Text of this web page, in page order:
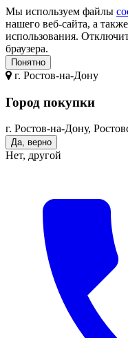
Мы используем файлы
нашего веб-сайта, а
использования.
браузера.
Понятно
г. Ростов-на-Дону
Город покупки
г. Ростов-на-Дону,
Да, верно
Нет, другой